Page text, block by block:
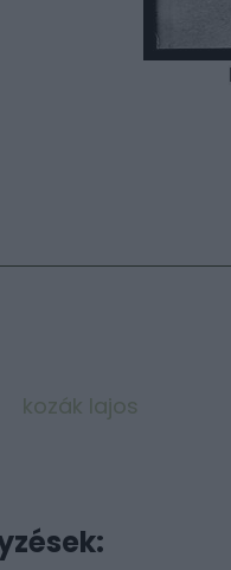
kozák lajos